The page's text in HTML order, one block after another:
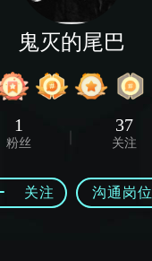
鬼灭的尾巴
1
粉丝
37
关注
关注 沟通岗位